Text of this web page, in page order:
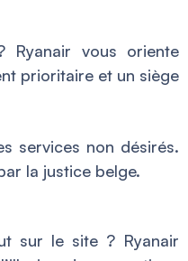
vous oriente
prioritaire et un siège
services non désirés.
la justice belge.
sur le site ? Ryanair